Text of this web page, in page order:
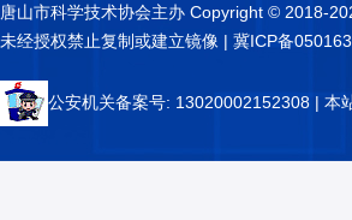
唐山市科学技术协会主办 Copyright © 2018-
未经授权禁止复制或建立镜像 | 冀ICP备
公安机关备案号: 13020002152308 | 本